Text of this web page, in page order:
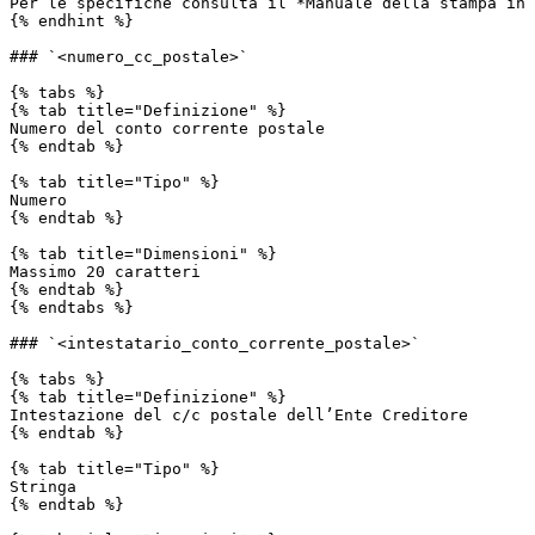
{% endhint %}
### `<numero_cc_postale>`
{% tabs %}
{% tab title="Definizione" %}
Numero del conto corrente postale
{% endtab %}
{% tab title="Tipo" %}
Numero
{% endtab %}
{% tab title="Dimensioni" %}
Massimo 20 caratteri
{% endtab %}
{% endtabs %}
### `<intestatario_conto_corrente_postale>`
{% tabs %}
{% tab title="Definizione" %}
Intestazione del c/c postale dell’Ente Creditore
{% endtab %}
{% tab title="Tipo" %}
Stringa
{% endtab %}